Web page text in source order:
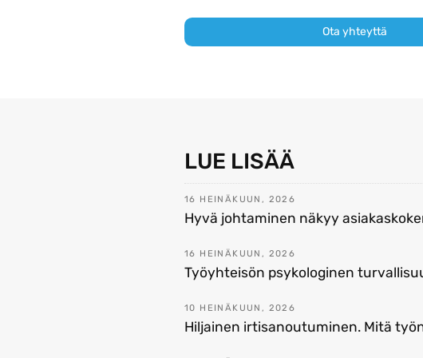
Ota yhteyttä
LUE LISÄÄ
16 HEINÄKUUN, 2026
Hyvä johtaminen näkyy
16 HEINÄKUUN, 2026
Työyhteisön psykologinen
10 HEINÄKUUN, 2026
Hiljainen irtisanoutuminen. Mitä